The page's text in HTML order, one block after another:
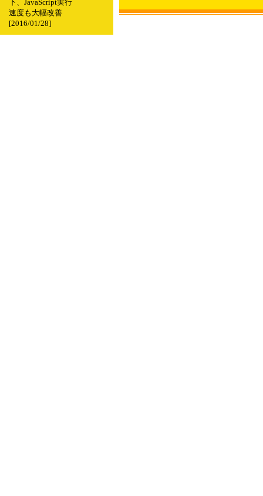
下、JavaScript実行
速度も大幅改善
[2016/01/28]